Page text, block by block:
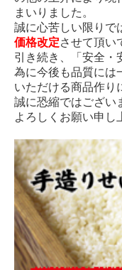
まいりました。
誠に心苦しい限りで
価格改定させて頂い
引き続き、「安全・
為に今後も品質には
いただける商品作り
誠に恐縮ではござい
よろしくお願い申し